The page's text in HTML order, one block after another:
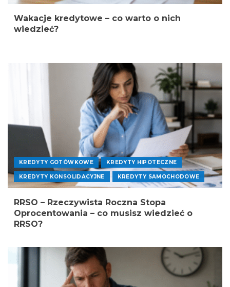
Wakacje kredytowe – co warto o nich
wiedzieć?
KREDYTY GOTÓWKOWE KREDYTY HIPOTECZNE
KREDYTY KONSOLIDACYJNE KREDYTY SAMOCHODOWE
RRSO – Rzeczywista Roczna Stopa
Oprocentowania – co musisz wiedzieć o
RRSO?